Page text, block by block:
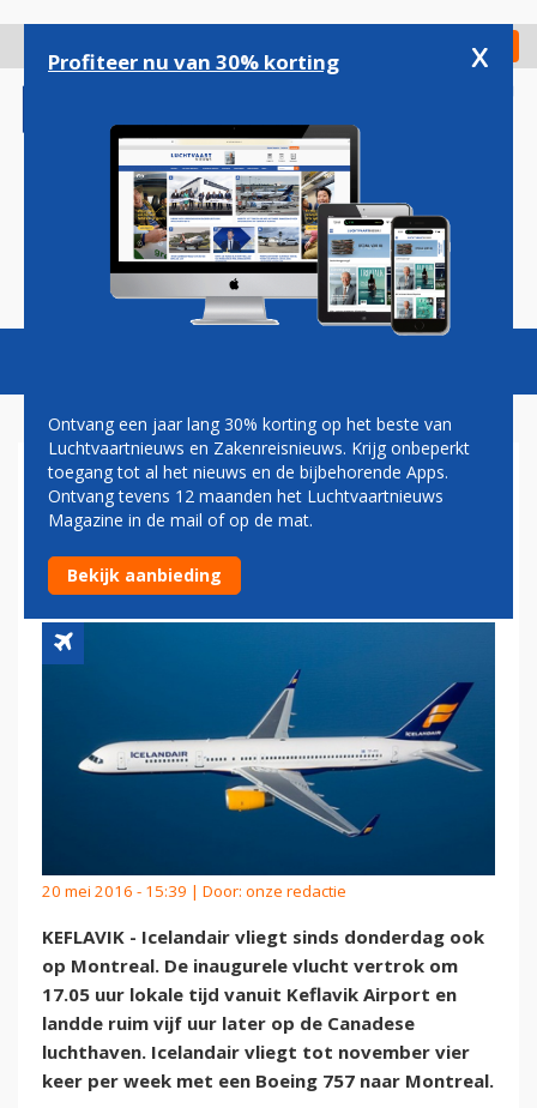
gaan
Check in
Magazine Podcasts Vacatures
ICELANDAIR GESTART MET
NIEUWE ROUTE NAAR
MONTREAL
20 mei 2016 - 15:39 | Door: onze redactie
KEFLAVIK - Icelandair vliegt sinds donderdag ook
op Montreal. De inaugurele vlucht vertrok om
17.05 uur lokale tijd vanuit Keflavik Airport en
landde ruim vijf uur later op de Canadese
luchthaven. Icelandair vliegt tot november vier
keer per week met een Boeing 757 naar Montreal.
Profiteer nu van 30% korting x
Ontvang een jaar lang 30% korting op het beste van
Luchtvaartnieuws en Zakenreisnieuws. Krijg onbeperkt
toegang tot al het nieuws en de bijbehorende Apps.
Ontvang tevens 12 maanden het Luchtvaartnieuws
Magazine in de mail of op de mat.
Bekijk aanbieding